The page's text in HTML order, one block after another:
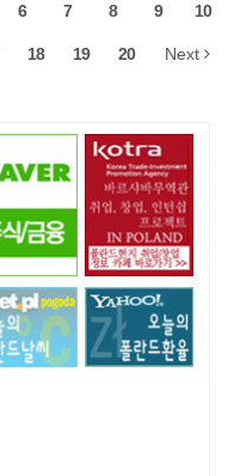
6 7 8 9 10
18 19 20 Next